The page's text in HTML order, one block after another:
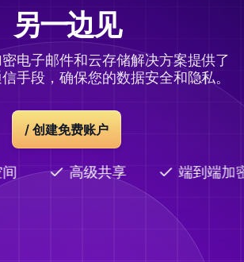
另一边见
电子邮件和云存储解决方案提供了
手段，确保您的数据安全和隐私。
/ 创建免费账户
高级共享 端到端加